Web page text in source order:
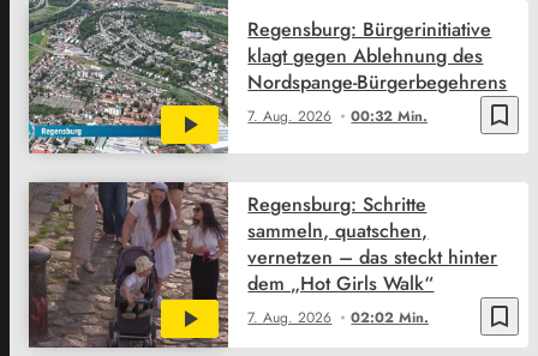
bookmark_border
7. Aug. 2026 00:32 Min.
Regensburg: Bürgerinitiative
klagt gegen Ablehnung des
Nordspange-Bürgerbegehrens
bookmark_border
7. Aug. 2026 02:02 Min.
Regensburg: Schritte
sammeln, quatschen,
vernetzen – das steckt hinter
dem „Hot Girls Walk“